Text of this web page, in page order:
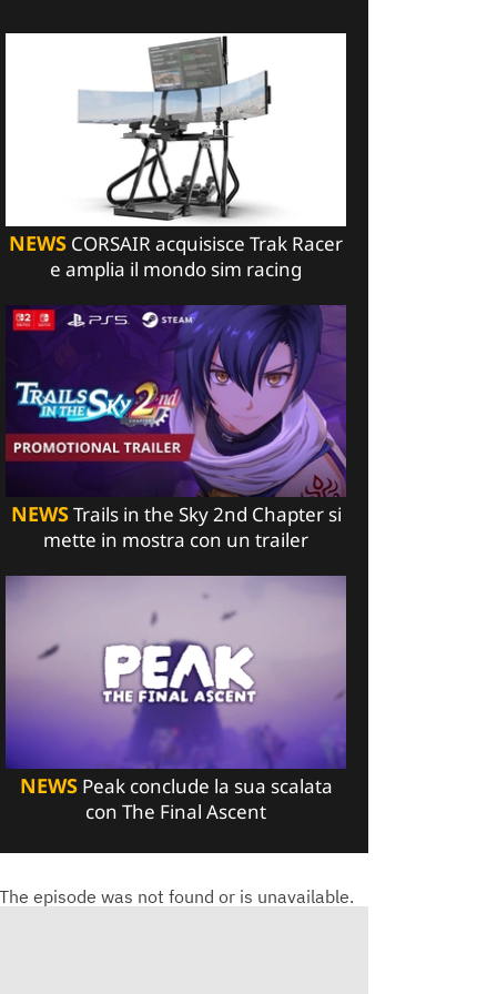
NEWS CORSAIR acquisisce Trak Racer
e amplia il mondo sim racing
NEWSTrails in the Sky 2nd Chapter si
mette in mostra con un trailer
NEWSPeak conclude la sua scalata
con The Final Ascent